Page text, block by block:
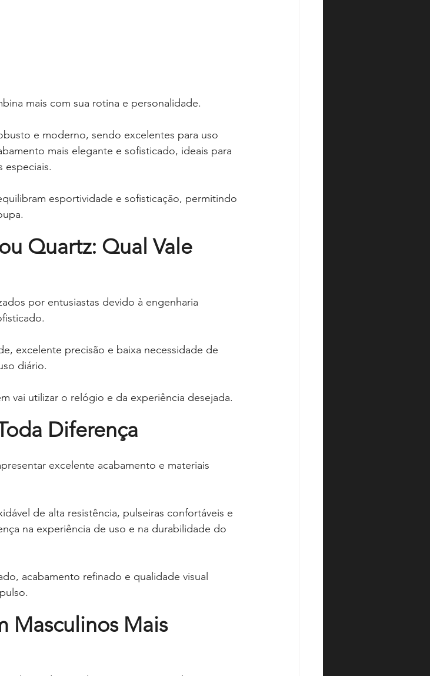
mais com sua rotina e personalidade.
e moderno, sendo excelentes para uso
mais elegante e sofisticado, ideais para
especiais.
esportividade e sofisticação, permitindo
Quartz: Qual Vale
por entusiastas devido à engenharia
excelente precisão e baixa necessidade de
diário.
vai utilizar o relógio e da experiência desejada.
Diferença
excelente acabamento e materiais
de alta resistência, pulseiras confortáveis e
na experiência de uso e na durabilidade do
acabamento refinado e qualidade visual
Masculinos Mais